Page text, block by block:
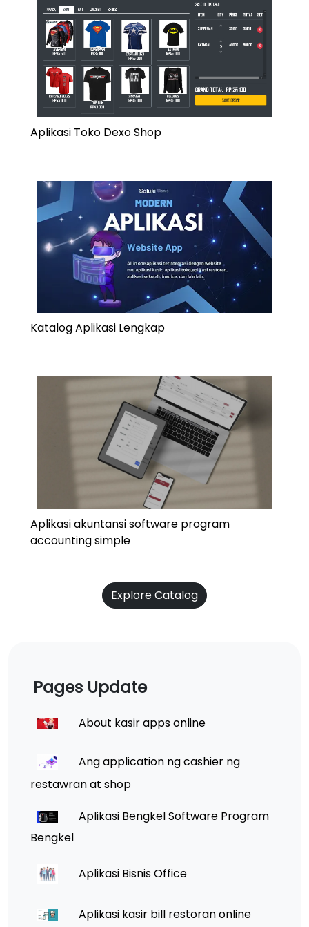
Aplikasi Toko Dexo Shop
Katalog Aplikasi Lengkap
Aplikasi akuntansi software program
accounting simple
Explore Catalog
Pages Update
About kasir apps online
Ang application ng cashier ng
restawran at shop
Aplikasi Bengkel Software Program
Bengkel
Aplikasi Bisnis Office
Aplikasi kasir bill restoran online